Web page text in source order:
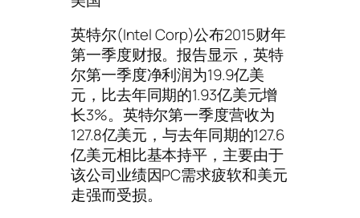
英特尔(Intel Corp)公布2015财年
第一季度财报。报告显示，英特
尔第一季度净利润为19.9亿美
元，比去年同期的1.93亿美元增
长3%。英特尔第一季度营收为
127.8亿美元，与去年同期的127.6
亿美元相比基本持平，主要由于
该公司业绩因PC需求疲软和美元
走强而受损。